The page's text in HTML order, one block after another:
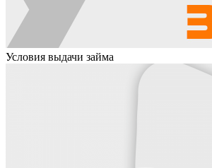
Условия выдачи займа